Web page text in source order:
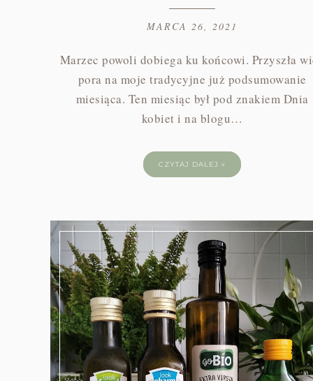
MARCA 26, 2021
Marzec powoli dobiega ku końcowi. Przyszła
pora na moje tradycyjne już podsumowanie
miesiąca. Ten miesiąc był pod znakiem Dnia
kobiet i na blogu…
CZYTAJ DALEJ »